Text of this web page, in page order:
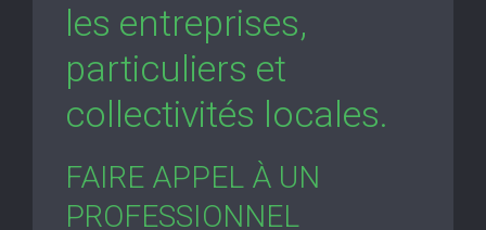
les entreprises,
particuliers et
collectivités locales.
FAIRE APPEL À UN
PROFESSIONNEL